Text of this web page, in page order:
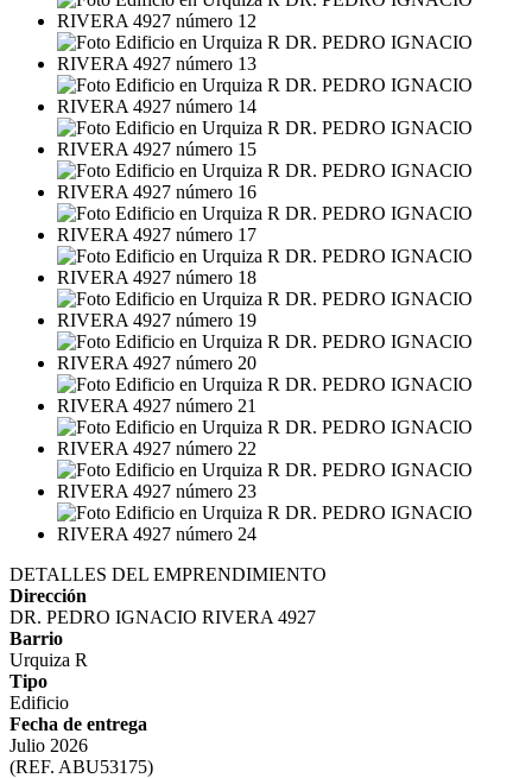
DETALLES DEL EMPRENDIMIENTO
Dirección
DR. PEDRO IGNACIO RIVERA 4927
Barrio
Urquiza R
Tipo
Edificio
Fecha de entrega
Julio 2026
(REF. ABU53175)